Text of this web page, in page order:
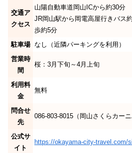
交通ア
クセス
山陽自動車道岡山ICから約30分
JR岡山駅から岡電高屋行きバス
歩約5分
駐車場 なし（近隣パーキングを利用）
営業時
間
桜：3月下旬～4月上旬
利用料
金
無料
問合せ
先
086-803-8015（岡山さくらカーニ
公式サ
イト
https://okayama-city-travel.com/